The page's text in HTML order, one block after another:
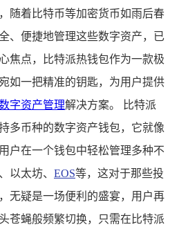
随着比特币等加密货币如雨后春
、便捷地管理这些数字资产，已
焦点，比特派热钱包作为一款极
如一把精准的钥匙，为用户提供
字资产管理解决方案。 比特派
多币种的数字资产钱包，它就像
户在一个钱包中轻松管理多种不
以太坊、 EOS等，这对于那些投
无疑是一场便利的盛宴，用户再
苍蝇般频繁切换，只需在比特派